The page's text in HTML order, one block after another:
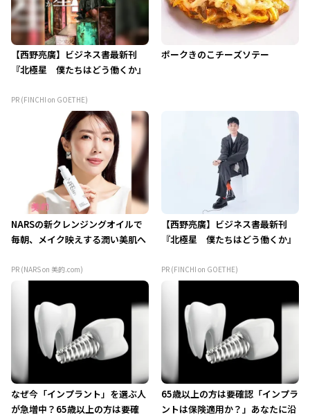
【西野亮廣】ビジネス書最新刊
『北極星 僕たちはどう働くか』
PR (FINCHI on GOETHE)
ポークきのこチーズソテー
NARSの新クレンジングオイルで
毎朝、メイク映えする潤い美肌へ
PR (NARS on 美的.com)
【西野亮廣】ビジネス書最新刊
『北極星 僕たちはどう働くか』
PR (FINCHI on GOETHE)
なぜ今「インプラント」を選ぶ人
が急増中？65歳以上の方は要確
65歳以上の方は要確認「インプラ
ントは保険適用か？」あなたに沿